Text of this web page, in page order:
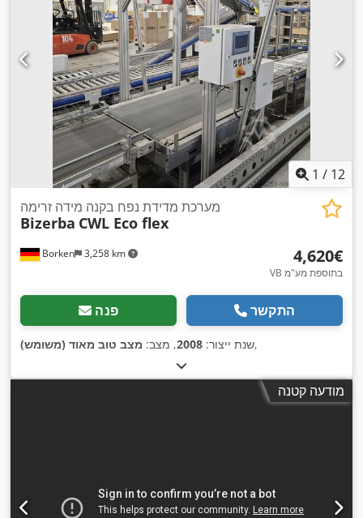
1 / 12
Borken 3,258 km
מערכת מדידת נפח בקנה מידה זרימה
Bizerba CWL Eco flex
‏4,620 ‏€
VB בתוספת מע"מ
פנה התקשר
שנת ייצור: 2008, מצב: מצב טוב מאוד (משומש) ,
מודעה קטנה